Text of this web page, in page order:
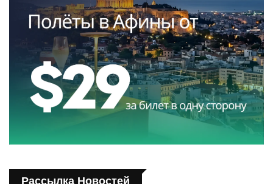
Рассылка Новостей